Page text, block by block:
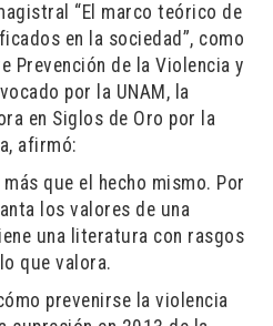
“El marco teórico de
en la sociedad”, como
Prevención de la Violencia y
por la UNAM, la
en Siglos de Oro por la
afirmó:
que el hecho mismo. Por
los valores de una
una literatura con rasgos
que valora.
prevenirse la violencia